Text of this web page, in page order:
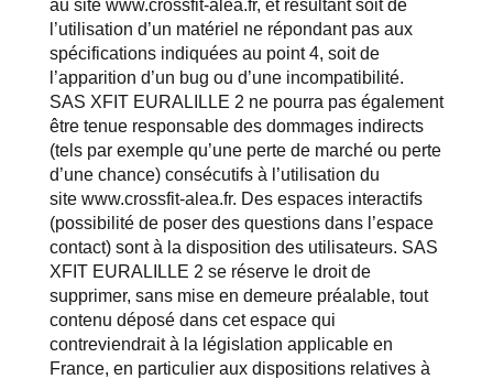
au site www.crossfit-alea.fr, et résultant soit de
l’utilisation d’un matériel ne répondant pas aux
spécifications indiquées au point 4, soit de
l’apparition d’un bug ou d’une incompatibilité.
SAS XFIT EURALILLE 2 ne pourra pas également
être tenue responsable des dommages indirects
(tels par exemple qu’une perte de marché ou perte
d’une chance) consécutifs à l’utilisation du
site www.crossfit-alea.fr. Des espaces interactifs
(possibilité de poser des questions dans l’espace
contact) sont à la disposition des utilisateurs. SAS
XFIT EURALILLE 2 se réserve le droit de
supprimer, sans mise en demeure préalable, tout
contenu déposé dans cet espace qui
contreviendrait à la législation applicable en
France, en particulier aux dispositions relatives à